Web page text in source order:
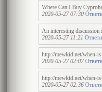
Where Can I Buy
2020-05-27 07:30
An interesting discussion
2020-05-27 11:21
http://mewkid.net/when-
2020-05-27 02:07
http://mewkid.net/when-
2020-05-27 02:36